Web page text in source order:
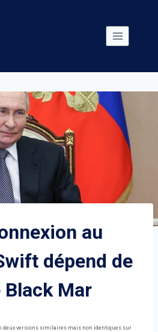
au
dépend de
Black Mar
deux versions similaires mais non identiques sur